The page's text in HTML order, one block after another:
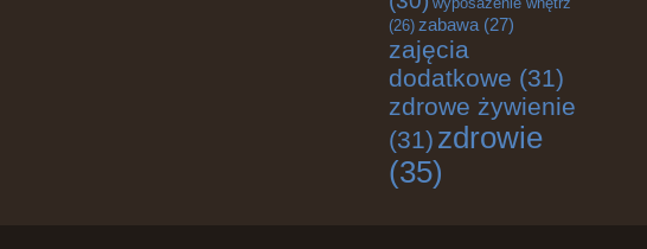
(26) zabawa (27)
zajęcia
dodatkowe (31)
zdrowe żywienie
(31) zdrowie
(35)